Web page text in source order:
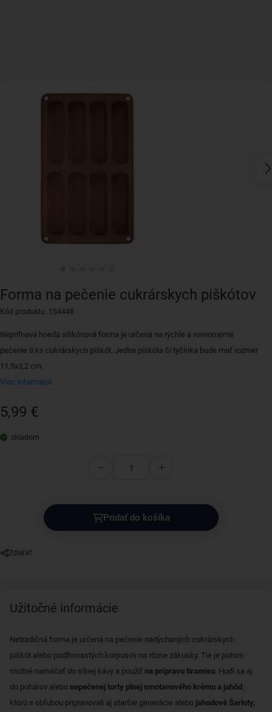
Forma na pečenie cukrárskych piškótov
Kód produktu 154448
Nepriľnavá hnedá silikónová forma je určená na rýchle a rovnomerné
pečenie 8 ks cukrárskych piškót. Jedna piškóta či tyčinka bude mať rozmer
11,5x3,2 cm.
Viac informácií
5,99 €
skladom
Pridať do košíka
Zdieľať
Užitočné informácie
Netradičná forma je určená na pečenie nadýchaných cukrárskych
piškót alebo podlhovastých korpusov na rôzne zákusky. Tie je potom
možné namáčať do silnej kávy a použiť na prípravu tiramisu. Hodí sa aj
do pohárov alebo nepečenej torty plnej smotanového krému a jahôd ,
ktorú s obľubou pripravovali aj staršie generácie alebo jahodové Šarloty,